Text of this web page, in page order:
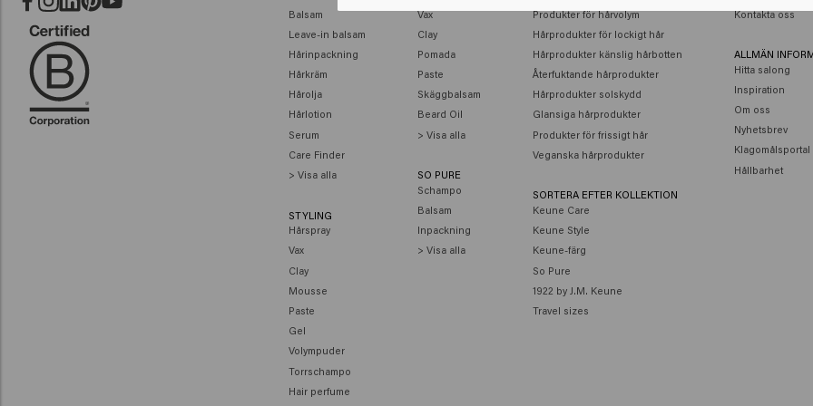
Balsam
Leave-in balsam
Hårinpackning
Hårkräm
Hårolja
Hårlotion
Serum
Care Finder
> Visa alla
STYLING
Hårspray
Vax
Clay
Mousse
Paste
Gel
Volympuder
Torrschampo
Hair perfume
Vax
Clay
Pomada
Paste
Skäggbalsam
Beard Oil
> Visa alla
SO PURE
Schampo
Balsam
Inpackning
> Visa alla
Produkter för hårvolym
Hårprodukter för lockigt hår
Hårprodukter känslig hårbotten
Återfuktande hårprodukter
Hårprodukter solskydd
Glansiga hårprodukter
Produkter för frissigt hår
Veganska hårprodukter
SORTERA EFTER KOLLEKTION
Keune Care
Keune Style
Keune-färg
So Pure
1922 by J.M. Keune
Travel sizes
Kontakta oss
ALLMÄN
Hitta salong
Inspiration
Om oss
Nyhetsbrev
Klagomålsportal
Hållbarhet